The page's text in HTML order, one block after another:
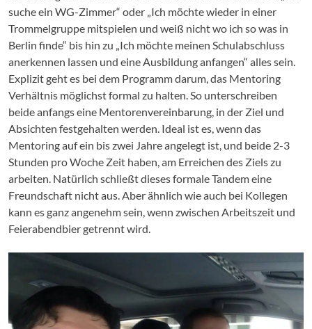
suche ein WG-Zimmer“ oder „Ich möchte wieder in einer
Trommelgruppe mitspielen und weiß nicht wo ich so was in
Berlin finde“ bis hin zu „Ich möchte meinen Schulabschluss
anerkennen lassen und eine Ausbildung anfangen“ alles sein.
Explizit geht es bei dem Programm darum, das Mentoring
Verhältnis möglichst formal zu halten. So unterschreiben
beide anfangs eine Mentorenvereinbarung, in der Ziel und
Absichten festgehalten werden. Ideal ist es, wenn das
Mentoring auf ein bis zwei Jahre angelegt ist, und beide 2-3
Stunden pro Woche Zeit haben, am Erreichen des Ziels zu
arbeiten. Natürlich schließt dieses formale Tandem eine
Freundschaft nicht aus. Aber ähnlich wie auch bei Kollegen
kann es ganz angenehm sein, wenn zwischen Arbeitszeit und
Feierabendbier getrennt wird.